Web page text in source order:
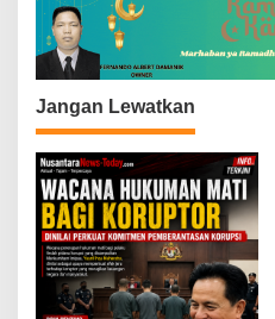
Jangan Lewatkan